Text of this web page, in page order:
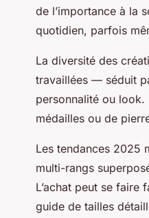
de l’importance à la
quotidien, parfois
La diversité des
travaillées — séduit
personnalité ou look.
médailles ou de
Les tendances 2025
multi-rangs
L’achat peut se
guide de tailles